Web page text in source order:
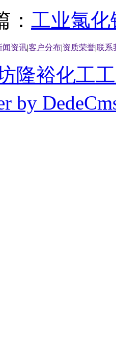
工业氯
闻资讯|客户分布|资质荣誉|联系
隆裕化工
by